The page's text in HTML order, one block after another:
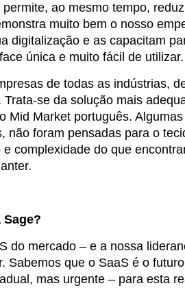
ao mesmo tempo,
muito bem o nosso
digitalização e as capacitam
única e muito fácil de utilizar.
de todas as indústrias,
Trata-se da solução mais
Mid Market português.
não foram pensadas para o
complexidade do que
do mercado – e a nossa
Sabemos que o SaaS é o
mas urgente – para esta